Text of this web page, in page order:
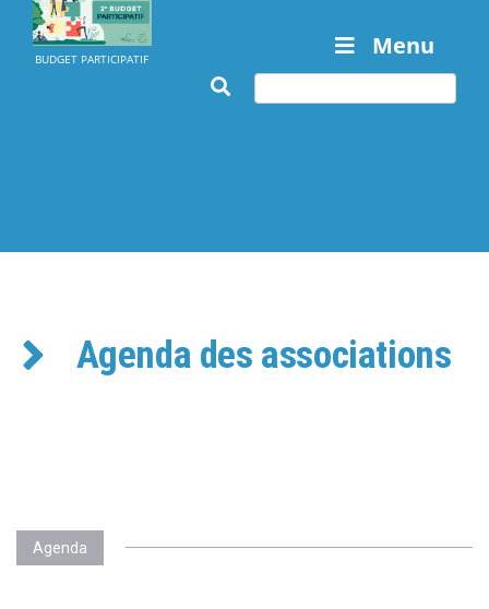
BUDGET PARTICIPATIF Menu
Agenda des associations
Agenda